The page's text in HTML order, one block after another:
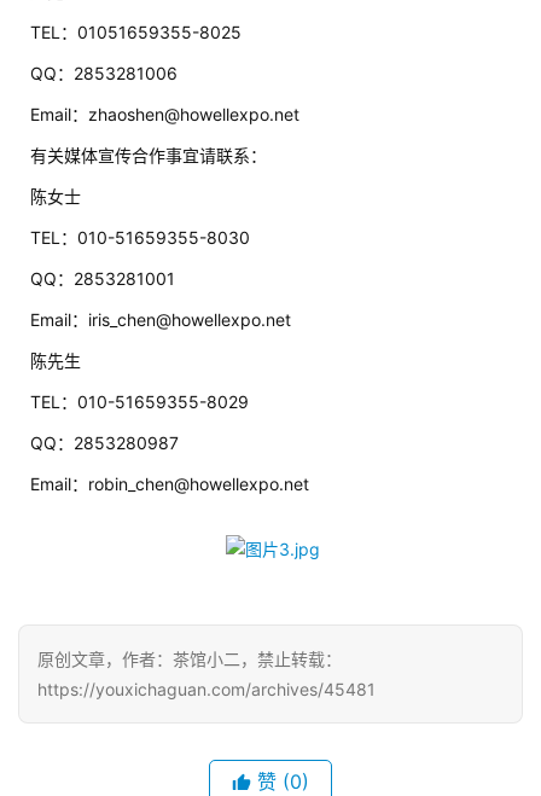
届
金
茶
7
月
3
0
日
海
站
TEL：01051659355-8025
QQ：2853281006
Email：zhaoshen@howellexpo.net
有关媒体宣传合作事宜请联系：
陈女士
TEL：010-51659355-8030
QQ：2853281001
Email：iris_chen@howellexpo.net
陈先生
TEL：010-51659355-8029
QQ：2853280987
Email：robin_chen@howellexpo.net
原创文章，作者：茶馆小二，禁止转载：
https://youxichaguan.com/archives/45481
赞 (0)